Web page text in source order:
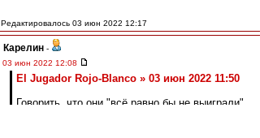
Редактировалось 03 июн 2022 12:17
Карелин -
03 июн 2022 12:08
El Jugador Rojo-Blanco » 03 июн 2022 11:50
Говорить, что они "всё равно бы не выиграли"